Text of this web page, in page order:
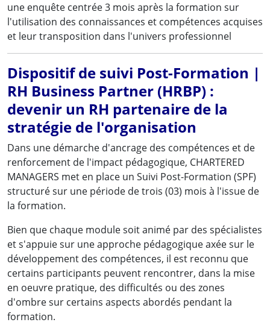
une enquête centrée 3 mois après la formation sur
l'utilisation des connaissances et compétences acquises
et leur transposition dans l'univers professionnel
Dispositif de suivi Post-Formation |
RH Business Partner (HRBP) :
devenir un RH partenaire de la
stratégie de l'organisation
Dans une démarche d'ancrage des compétences et de
renforcement de l'impact pédagogique, CHARTERED
MANAGERS met en place un Suivi Post-Formation (SPF)
structuré sur une période de trois (03) mois à l'issue de
la formation.
Bien que chaque module soit animé par des spécialistes
et s'appuie sur une approche pédagogique axée sur le
développement des compétences, il est reconnu que
certains participants peuvent rencontrer, dans la mise
en oeuvre pratique, des difficultés ou des zones
d'ombre sur certains aspects abordés pendant la
formation.